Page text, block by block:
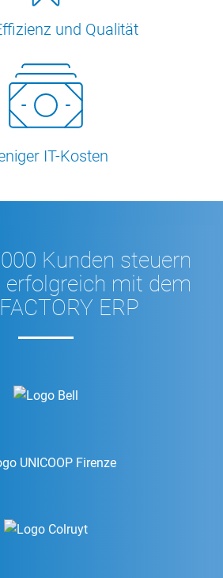
und Qualität
IT-Kosten
Kunden steuern
erfolgreich mit dem
ERP